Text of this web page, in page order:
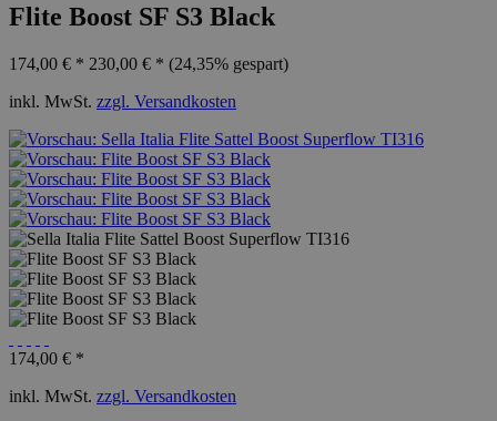
Flite Boost SF S3 Black
174,00 € * 230,00 € * (24,35% gespart)
inkl. MwSt. zzgl. Versandkosten
174,00 € *
inkl. MwSt. zzgl. Versandkosten